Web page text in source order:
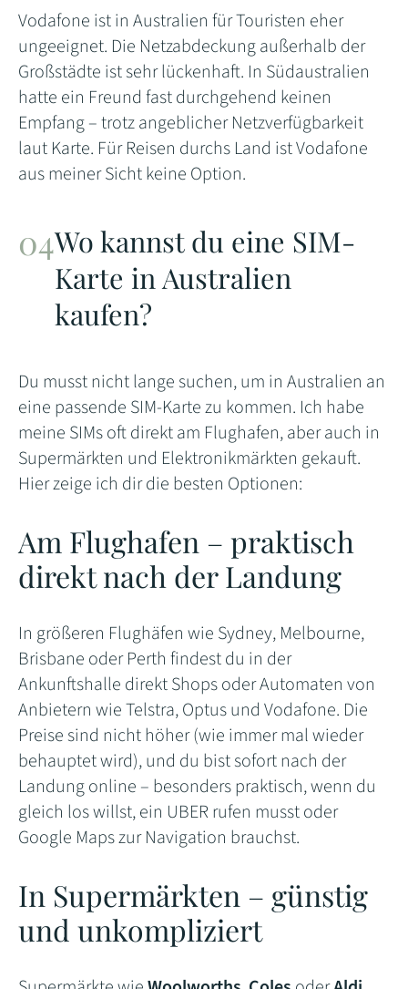
Vodafone ist in Australien für Touristen eher
ungeeignet. Die Netzabdeckung außerhalb der
Großstädte ist sehr lückenhaft. In Südaustralien
hatte ein Freund fast durchgehend keinen
Empfang – trotz angeblicher Netzverfügbarkeit
laut Karte. Für Reisen durchs Land ist Vodafone
aus meiner Sicht keine Option.
Wo kannst du eine SIM-
Karte in Australien
kaufen?
Du musst nicht lange suchen, um in Australien an
eine passende SIM-Karte zu kommen. Ich habe
meine SIMs oft direkt am Flughafen, aber auch in
Supermärkten und Elektronikmärkten gekauft.
Hier zeige ich dir die besten Optionen:
Am Flughafen – praktisch
direkt nach der Landung
In größeren Flughäfen wie Sydney, Melbourne,
Brisbane oder Perth findest du in der
Ankunftshalle direkt Shops oder Automaten von
Anbietern wie Telstra, Optus und Vodafone. Die
Preise sind nicht höher (wie immer mal wieder
behauptet wird), und du bist sofort nach der
Landung online – besonders praktisch, wenn du
gleich los willst, ein UBER rufen musst oder
Google Maps zur Navigation brauchst.
In Supermärkten – günstig
und unkompliziert